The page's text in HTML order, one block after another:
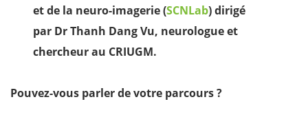
et de la neuro-imagerie (SCNLab) dirigé
par Dr Thanh Dang Vu, neurologue et
chercheur au CRIUGM.
Pouvez-vous parler de votre parcours ?